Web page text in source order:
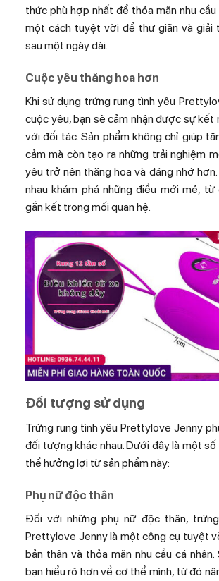
thức phù hợp nhất để thỏa mãn nhu cầu
một cách tuyệt vời để thư giãn và giải
sau một ngày dài.
Cuộc yêu thăng hoa hơn
Khi sử dụng trứng rung tình yêu
cuộc yêu, bạn sẽ cảm nhận được sự kết
với đối tác. Sản phẩm không chỉ giúp
cảm mà còn tạo ra những trải nghiệm
yêu trở nên thăng hoa và đáng nhớ hơn.
nhau khám phá những điều mới mẻ,
gắn kết trong mối quan hệ.
Đối tượng sử dụng
Trứng rung tình yêu Prettylove Jenny
đối tượng khác nhau. Dưới đây là một
thể hưởng lợi từ sản phẩm này:
Phụ nữ độc thân
Đối với những phụ nữ độc thân,
Prettylove Jenny là một công cụ tuyệt
bản thân và thỏa mãn nhu cầu cá nhân.
bạn hiểu rõ hơn về cơ thể mình, từ đó